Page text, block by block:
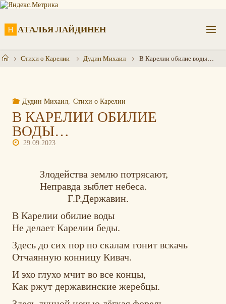
Перейти
Н АТАЛЬЯ ЛАЙДИНЕН
ГлавнаяСтихи о Карелии Дудин Михаил В Карелии обилие воды…
Дудин Михаил, Стихи о Карелии
В КАРЕЛИИ ОБИЛИЕ
ВОДЫ…
29.09.2023
Злодейства землю потрясают,
Неправда зыблет небеса.
Г.Р.Державин.
В Карелии обилие воды
Не делает Карелии беды.
Здесь до сих пор по скалам гонит вскачь
Отчаянную конницу Кивач.
И эхо глухо мчит во все концы,
Как ржут державинские жеребцы.